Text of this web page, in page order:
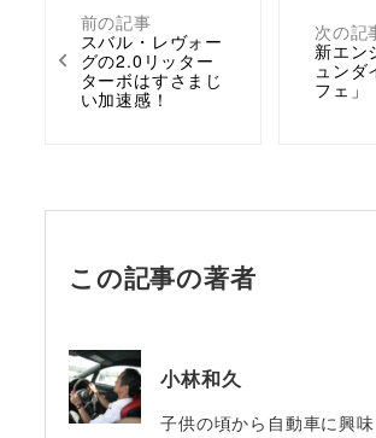
前の記事
スバル・レヴォー
グの2.0リッター
ターボはすさまじ
い加速感！
次の記
新エン
ュンダ
フェ」
この記事の著者
小林和久
子供の頃から自動車に興